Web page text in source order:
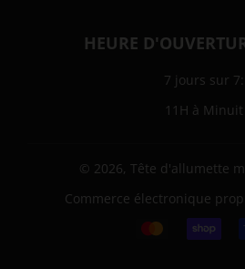
HEURE
7 jours sur 7:
11H à Minuit
© 2026, Tête d'allumette
Commerce électronique